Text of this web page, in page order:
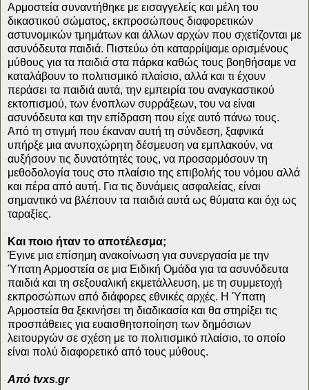
Αρμοστεία συναντήθηκε με εισαγγελείς και μέλη του
δικαστικού σώματος, εκπροσώπους διαφορετικών
αστυνομικών τμημάτων και άλλων αρχών που σχετίζονται με
ασυνόδευτα παιδιά. Πιστεύω ότι καταρρίψαμε ορισμένους
μύθους για τα παιδιά στα πάρκα καθώς τους βοηθήσαμε να
καταλάβουν το πολιτισμικό πλαίσιο, αλλά και τι έχουν
περάσει τα παιδιά αυτά, την εμπειρία του αναγκαστικού
εκτοπισμού, των ένοπλων συρράξεων, του να είναι
ασυνόδευτα και την επίδραση που είχε αυτό πάνω τους.
Από τη στιγμή που έκαναν αυτή τη σύνδεση, ξαφνικά
υπήρξε μια ανυποχώρητη δέσμευση να εμπλακούν, να
αυξήσουν τις δυνατότητές τους, να προσαρμόσουν τη
μεθοδολογία τους στο πλαίσιο της επιβολής του νόμου αλλά
και πέρα από αυτή. Για τις δυνάμεις ασφαλείας, είναι
σημαντικό να βλέπουν τα παιδιά αυτά ως θύματα και όχι ως
ταραξίες.
Και ποιο ήταν το αποτέλεσμα;
Έγινε μια επίσημη ανακοίνωση για συνεργασία με την
Ύπατη Αρμοστεία σε μια Ειδική Ομάδα για τα ασυνόδευτα
παιδιά και τη σεξουαλική εκμετάλλευση, με τη συμμετοχή
εκπροσώπων από διάφορες εθνικές αρχές. Η Ύπατη
Αρμοστεία θα ξεκινήσει τη διαδικασία και θα στηρίξει τις
προσπάθειες για ευαισθητοποίηση των δημόσιων
λειτουργών σε σχέση με το πολιτισμικό πλαίσιο, το οποίο
είναι πολύ διαφορετικό από τους μύθους.
Από tvxs.gr